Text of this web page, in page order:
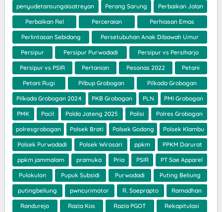
penyudetansungaisatreyan Perang Sarung Perbaikan Jalan
Perbaikan Rel Perceraian Perhiasan Emas
Perlintasan Sebidang Persetubuhan Anak Dibawah Umur
Persipur Persipur Purwodadi Persipur vs Persiharjo
Persipur vs PSIR Pertanian Pesonas 2022 Petani
Petani Rugi Pilbup Grobogan Pilkada Grobogan
Pilkada Grobogan 2024 PKB Grobogan PLN PMI Grobogan
PMK Pocil Polda Jateng 2025 Polisi Polres Grobogan
polresgrobogan Polsek Brati Polsek Godong Polsek Klambu
Polsek Purwodadi Polsek Wirosari ppkm PPKM Darurat
ppkm jammalam pramuka Pria PSIR PT Sae Apparel
Pulokulon Pupuk Subsidi Purwodadi Puting Beliung
putingbeliung pwncurimotor R. Soeprapto Ramadhan
Randurejo Razia Kos Razia PGOT Rekapitulasi